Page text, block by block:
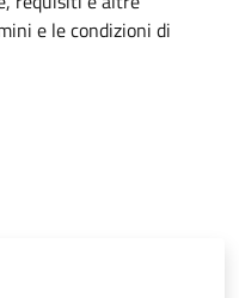
e le condizioni di